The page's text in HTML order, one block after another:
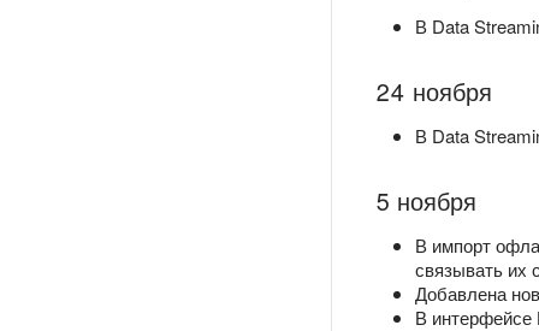
В Data
24 ноября
В Data
5 ноября
В импорт
связывать их
Добавлена
В